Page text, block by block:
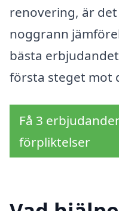
renovering, är
noggrann
bästa
första steget mot
Få 3
förpliktelser